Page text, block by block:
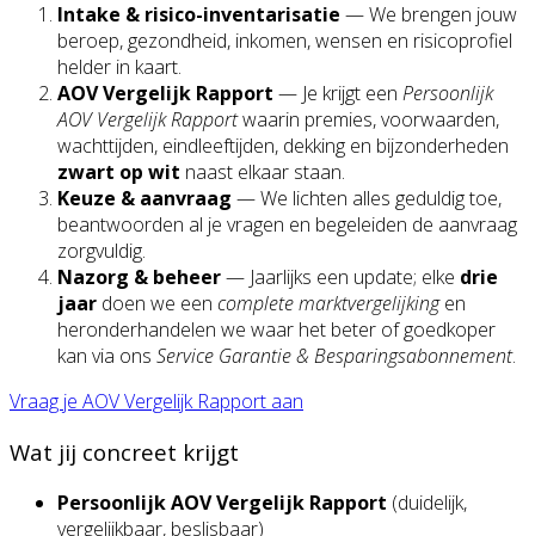
Intake & risico-inventarisatie — We brengen jouw
beroep, gezondheid, inkomen, wensen en risicoprofiel
helder in kaart.
AOV Vergelijk Rapport — Je krijgt een Persoonlijk
AOV Vergelijk Rapportwaarin premies, voorwaarden,
wachttijden, eindleeftijden, dekking en bijzonderheden
zwart op wit naast elkaar staan.
Keuze & aanvraag — We lichten alles geduldig toe,
beantwoorden al je vragen en begeleiden de aanvraag
zorgvuldig.
Nazorg & beheer— Jaarlijks een update; elke drie
jaar doen we een complete marktvergelijkingen
heronderhandelen we waar het beter of goedkoper
kan via ons Service Garantie & Besparingsabonnement.
Vraag je AOV Vergelijk Rapport aan
Wat jij concreet krijgt
Persoonlijk AOV Vergelijk Rapport (duidelijk,
vergelijkbaar, beslisbaar)